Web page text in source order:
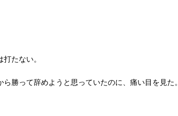
たない。
勝って辞めようと思っていたのに、痛い目を見た。